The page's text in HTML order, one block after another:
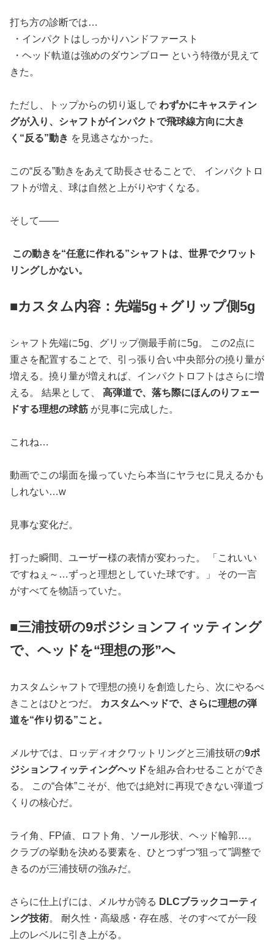
打ち方の診断では…
・インパクトはしっかりハンドファースト
・ヘッド軌道は強めのダウンブロー という特徴が見えて
きた。
ただし、トップからの切り返しで わずかにキャスティン
グが入り、シャフトがインパクトで飛球線方向に大き
く“反る”動き を見逃さなかった。
この“反る”動きをあえて助長させることで、 インパクトロ
フトが増え、球は自然と上がりやすくなる。
そして――
この動きを“任意に作れる”シャフトは、世界でクワット
リングしかない。
■カスタム内容：先端5g＋グリップ側5g
シャフト先端に5g、グリップ側最手前に5g。 この2点に
重さを配置することで、引っ張り合い中央部分の撓り量が
増える。撓り量が増えれば、インパクトロフトはさらに増
える。 結果として、 高弾道で、落ち際にほんのりフェー
ドする理想の球筋 が見事に完成した。
これね…
動画でこの場面を撮っていたら本当にヤラセに見えるかも
しれない…w
見事な変化だ。
打った瞬間、ユーザー様の表情が変わった。 「これいい
ですねぇ～…ずっと理想としていた球です。」 その一言
がすべてを物語っていた。
■三浦技研の9ポジションフィッティング
で、ヘッドを“理想の形”へ
カスタムシャフトで理想の撓りを創造したら、次にやるべ
きことはひとつだ。
カスタムヘッドで、さらに理想の弾
道を“作り切る”こと。
メルサでは、ロッディオクワットリングと三浦技研の9ポ
ジションフィッティングヘッドを組み合わせることができ
る。 この“合体”こそが、他では絶対に再現できない弾道づ
くりの核心だ。
ライ角、FP値、ロフト角、ソール形状、ヘッド輪郭…。
クラブの挙動を決める要素を、ひとつずつ“狙って”調整で
きるのが三浦技研の強みだ。
さらに仕上げには、メルサが誇る DLCブラックコーティ
ング技術。 耐久性・高級感・存在感、そのすべてが一段
上のレベルに引き上がる。